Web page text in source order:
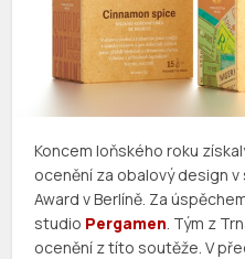
Koncem loňského roku
ocenění za obalový design
Award v Berlíně. Za
studio Pergamen. Tým z
ocenění z títo soutěže. V